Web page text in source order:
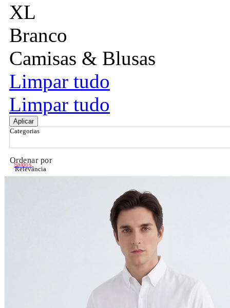
XL
Branco
Camisas & Blusas
Limpar tudo
Limpar tudo
Aplicar
Categorias
Ordenar por
Relevância
Nome do Produto A - Z
Nome do Produto Z - A
Saldos